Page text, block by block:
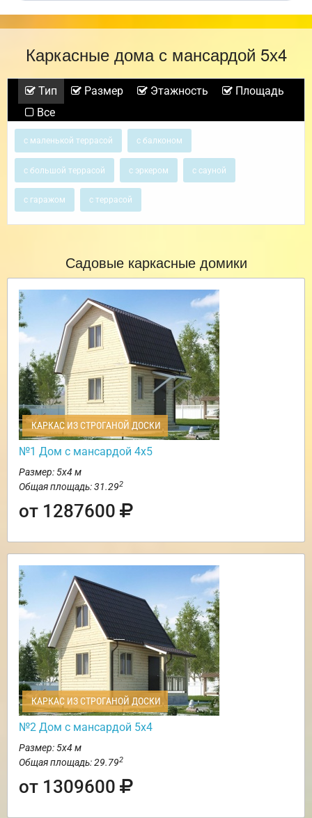
Каркасные дома с мансардой 5х4
Тип Размер Этажность
Площадь
Все
с маленькой террасой с балконом
с большой террасой с эркером с сауной
с гаражом с террасой
Садовые каркасные домики
КАРКАС ИЗ СТРОГАНОЙ ДОСКИ
№1 Дом с мансардой 4х5
Размер: 5х4 м
Общая площадь: 31.292
от 1287600
КАРКАС ИЗ СТРОГАНОЙ ДОСКИ
№2 Дом с мансардой 5х4
Размер: 5х4 м
Общая площадь: 29.792
от 1309600